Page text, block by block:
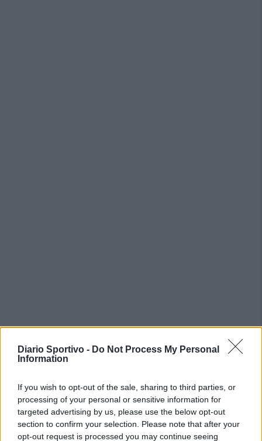
Diario Sportivo - Do Not Process My Personal
Information
If you wish to opt-out of the sale, sharing to third parties, or
processing of your personal or sensitive information for
targeted advertising by us, please use the below opt-out
section to confirm your selection. Please note that after your
opt-out request is processed you may continue seeing
Carlucci, Bevilacqua, Solinas, Souare e Galic
7 Ago 2026
Latte Dolce, Fresu sul girone: «Se la